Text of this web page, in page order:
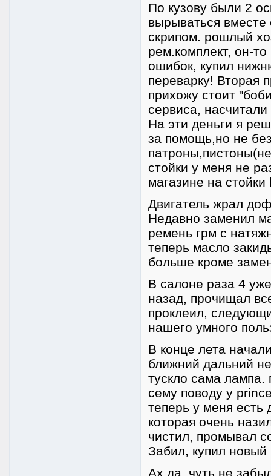
По кузову были 2
вырываться
скрипом. рошлый
рем.комплект, он-
ошибок, купил
переварку! Вторая
прихожу стоит
сервиса,
На эти деньги я
за помощь,но не
стойки у меня не
магазине на
Двигатель жрал
Недавно заменил
ремень грм с
теперь масло
больше кроме
В салоне раза 4
назад, прочищал
проклеил,
нашего умного
В конце лета
ближний дальний
тускло сама лампа.
сему поводу у
теперь у меня есть
которая очень
чистил, промывал
Забил, купил новый
Ах да, чуть не